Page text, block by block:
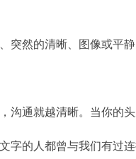
突然的清晰、图像或平
沟通就越清晰。当你的
字的人都曾与我们有过